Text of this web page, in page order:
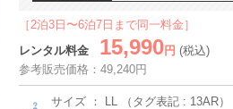
［2泊3日〜6泊7日まで同一料金］
レンタル料金
15,990 円 (税込)
参考販売価格：49,240円
サイズ ： LL （タグ表記 : 13AR）